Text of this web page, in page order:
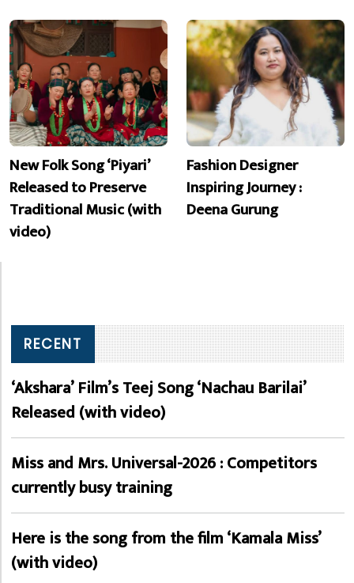
New Folk Song ‘Piyari’
Released to Preserve
Traditional Music (with
video)
Fashion Designer
Inspiring Journey :
Deena Gurung
RECENT
‘Akshara’ Film’s Teej Song ‘Nachau Barilai’
Released (with video)
Miss and Mrs. Universal-2026 : Competitors
currently busy training
Here is the song from the film ‘Kamala Miss’
(with video)